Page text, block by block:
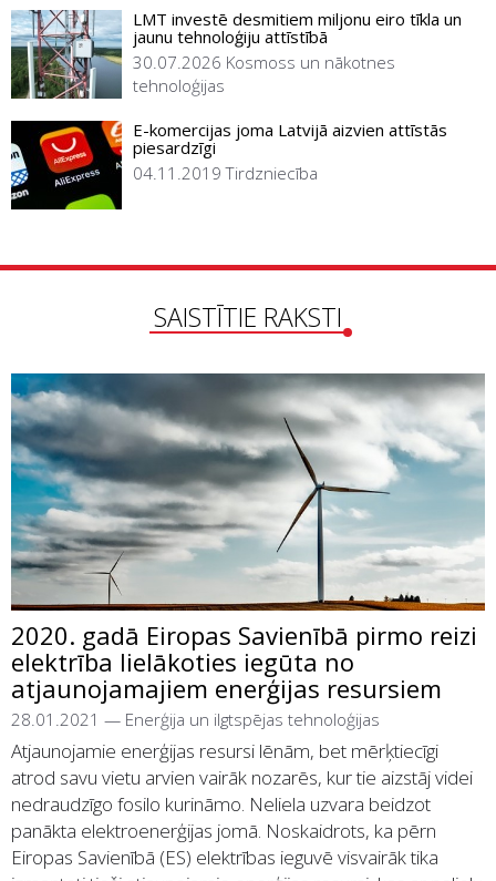
LMT investē desmitiem miljonu eiro tīkla un
jaunu tehnoloģiju attīstībā
30.07.2026 Kosmoss un nākotnes
tehnoloģijas
E-komercijas joma Latvijā aizvien attīstās
piesardzīgi
04.11.2019 Tirdzniecība
SAISTĪTIE RAKSTI
2020. gadā Eiropas Savienībā pirmo reizi
elektrība lielākoties iegūta no
atjaunojamajiem enerģijas resursiem
28.01.2021 — Enerģija un ilgtspējas tehnoloģijas
Atjaunojamie enerģijas resursi lēnām, bet mērķtiecīgi
atrod savu vietu arvien vairāk nozarēs, kur tie aizstāj videi
nedraudzīgo fosilo kurināmo. Neliela uzvara beidzot
panākta elektroenerģijas jomā. Noskaidrots, ka pērn
Eiropas Savienībā (ES) elektrības ieguvē visvairāk tika